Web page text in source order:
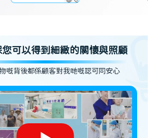
可以得到細緻的關懷與照顧
嘅背後都係顧客對我哋嘅認可同安心